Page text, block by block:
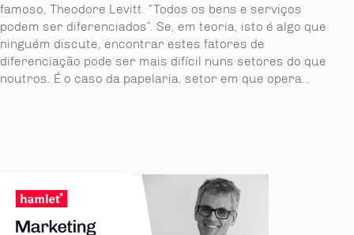
famoso, Theodore Levitt. “Todos os bens e serviços
podem ser diferenciados”. Se, em teoria, isto é algo que
ninguém discute, encontrar estes fatores de
diferenciação pode ser mais difícil nuns setores do que
noutros. É o caso da papelaria, setor em que opera...